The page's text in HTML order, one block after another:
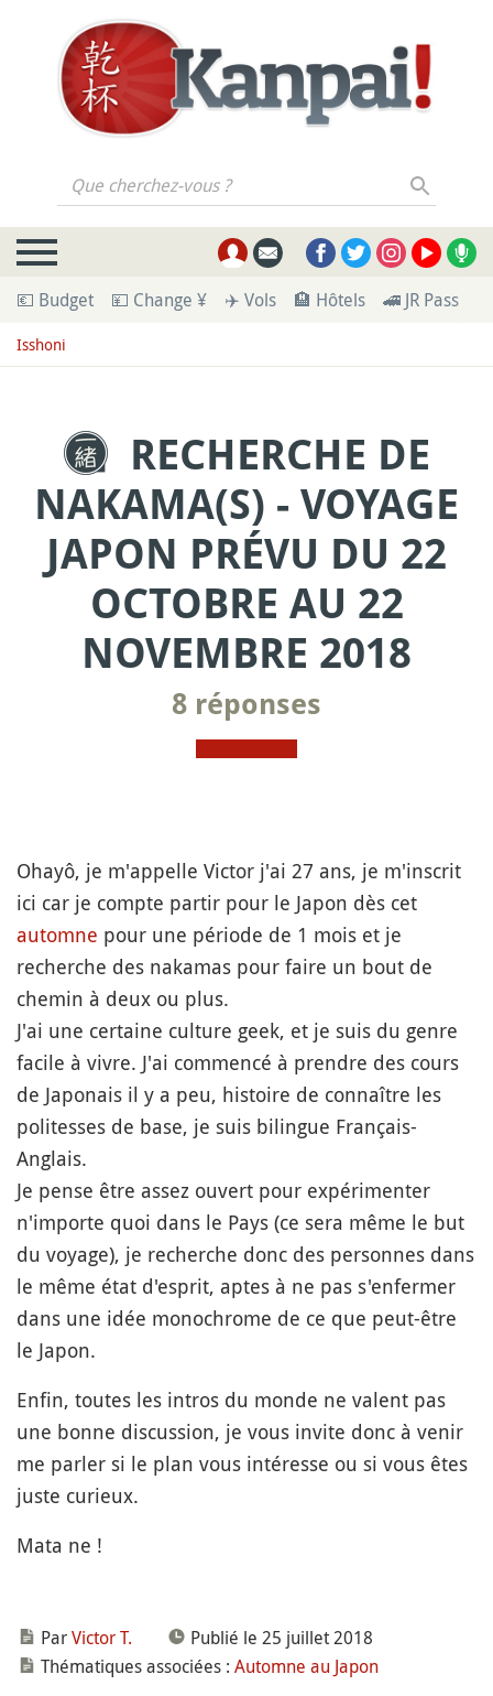
Que cherchez-vous ?
💶 Budget 💴 Change ¥ ✈️ Vols 🏨 Hôtels 🚄 JR Pass
Isshoni
RECHERCHE DE
NAKAMA(S) - VOYAGE
JAPON PRÉVU DU 22
OCTOBRE AU 22
NOVEMBRE 2018
8 réponses
Ohayô, je m'appelle Victor j'ai 27 ans, je m'inscrit
ici car je compte partir pour le Japon dès cet
automne pour une période de 1 mois et je
recherche des nakamas pour faire un bout de
chemin à deux ou plus.
J'ai une certaine culture geek, et je suis du genre
facile à vivre. J'ai commencé à prendre des cours
de Japonais il y a peu, histoire de connaître les
politesses de base, je suis bilingue Français-
Anglais.
Je pense être assez ouvert pour expérimenter
n'importe quoi dans le Pays (ce sera même le but
du voyage), je recherche donc des personnes dans
le même état d'esprit, aptes à ne pas s'enfermer
dans une idée monochrome de ce que peut-être
le Japon.
Enfin, toutes les intros du monde ne valent pas
une bonne discussion, je vous invite donc à venir
me parler si le plan vous intéresse ou si vous êtes
juste curieux.
Mata ne !
ParVictor T.
Publié le 25 juillet 2018
Thématiques associées : Automne au Japon